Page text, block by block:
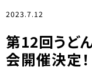
2023.7.12
第12回うど
会開催決定！